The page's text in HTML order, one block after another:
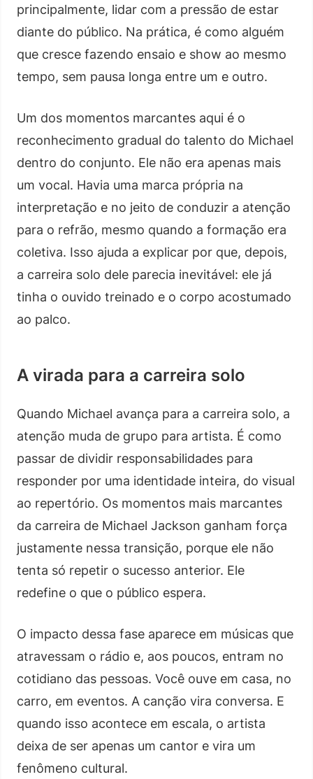
principalmente, lidar com a pressão de estar
diante do público. Na prática, é como alguém
que cresce fazendo ensaio e show ao mesmo
tempo, sem pausa longa entre um e outro.
Um dos momentos marcantes aqui é o
reconhecimento gradual do talento do Michael
dentro do conjunto. Ele não era apenas mais
um vocal. Havia uma marca própria na
interpretação e no jeito de conduzir a atenção
para o refrão, mesmo quando a formação era
coletiva. Isso ajuda a explicar por que, depois,
a carreira solo dele parecia inevitável: ele já
tinha o ouvido treinado e o corpo acostumado
ao palco.
A virada para a carreira solo
Quando Michael avança para a carreira solo, a
atenção muda de grupo para artista. É como
passar de dividir responsabilidades para
responder por uma identidade inteira, do visual
ao repertório. Os momentos mais marcantes
da carreira de Michael Jackson ganham força
justamente nessa transição, porque ele não
tenta só repetir o sucesso anterior. Ele
redefine o que o público espera.
O impacto dessa fase aparece em músicas que
atravessam o rádio e, aos poucos, entram no
cotidiano das pessoas. Você ouve em casa, no
carro, em eventos. A canção vira conversa. E
quando isso acontece em escala, o artista
deixa de ser apenas um cantor e vira um
fenômeno cultural.